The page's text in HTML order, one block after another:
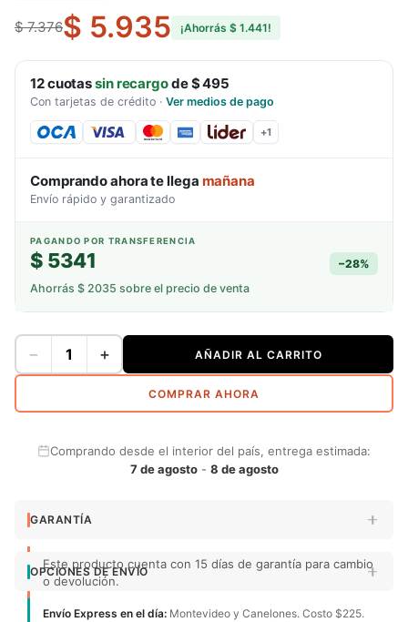
$ 7.376$ 5.935 ¡Ahorrás $ 1.441!
12cuotassin recargode$ 495
Con tarjetas de crédito · Ver medios de pago
+1
Comprando ahora te llega mañana
Envío rápido y garantizado
PAGANDO POR TRANSFERENCIA
$ 5341 −28%
Ahorrás $ 2035 sobre el precio de venta
− + AÑADIR AL CARRITO
COMPRAR AHORA
Comprando desde el interior del país, entrega estimada:
7 de agosto- 8 de agosto
GARANTÍA
Este producto cuenta con 15 días de garantía para cambio
o devolución.
OPCIONES DE ENVÍO
Envío Express en el día: Montevideo y Canelones. Costo $225.